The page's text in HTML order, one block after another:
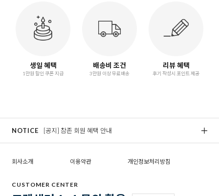
생일 혜택
1만원 할인 쿠폰 지급
배송비 조건
3만원 이상 무료배송
리뷰 혜택
후기 작성시 포인트 제공
NOTICE [공지] 참존 회원 혜택 안내
회사소개 이용약관 개인정보처리방침
CUSTOMER CENTER